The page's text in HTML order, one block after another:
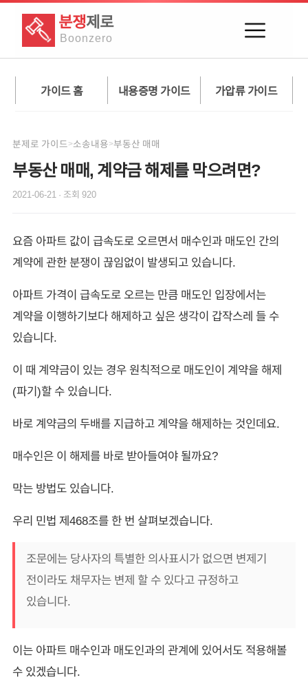
분쟁제로
Boonzero
가이드 홈 내용증명 가이드 가압류 가이드
분제로 가이드>소송내용>부동산 매매
부동산 매매, 계약금 해제를 막으려면?
2021-06-21 · 조회 920
요즘 아파트 값이 급속도로 오르면서 매수인과 매도인 간의
계약에 관한 분쟁이 끊임없이 발생되고 있습니다.
아파트 가격이 급속도로 오르는 만큼 매도인 입장에서는
계약을 이행하기보다 해제하고 싶은 생각이 갑작스레 들 수
있습니다.
이 때 계약금이 있는 경우 원칙적으로 매도인이 계약을 해제
(파기)할 수 있습니다.
바로 계약금의 두배를 지급하고 계약을 해제하는 것인데요.
매수인은 이 해제를 바로 받아들여야 될까요?
막는 방법도 있습니다.
우리 민법 제468조를 한 번 살펴보겠습니다.
조문에는 당사자의 특별한 의사표시가 없으면 변제기
전이라도 채무자는 변제 할 수 있다고 규정하고
있습니다.
이는 아파트 매수인과 매도인과의 관계에 있어서도 적용해볼
수 있겠습니다.